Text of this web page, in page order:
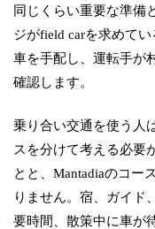
同じくらい重要な準備
ジがfield carを求めて
車を手配し、運転手が
確認します。
乗り合い交通を使う人
スを分けて考える必要
とと、Mantadiaのコー
りません。宿、ガイド
要時間、散策中に車が